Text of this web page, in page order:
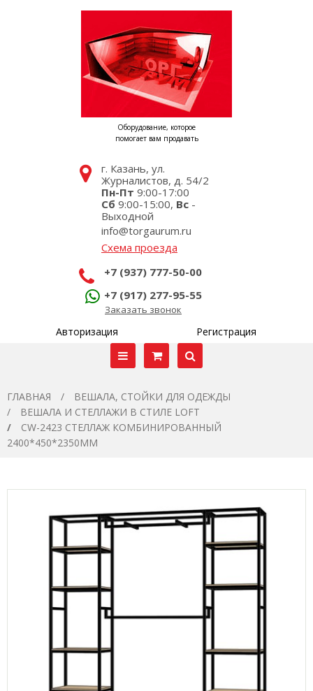
Оборудование, которое
помогает вам продавать
г. Казань, ул.
Журналистов, д. 54/2
Пн-Пт 9:00-17:00
Сб 9:00-15:00, Вс -
Выходной
info@torgaurum.ru
Схема проезда
+7 (937) 777-50-00
+7 (917) 277-95-55
Заказать звонок
Авторизация Регистрация
ГЛАВНАЯ
ВЕШАЛА, СТОЙКИ ДЛЯ ОДЕЖДЫ
ВЕШАЛА И СТЕЛЛАЖИ В СТИЛЕ LOFT
CW-2423 СТЕЛЛАЖ КОМБИНИРОВАННЫЙ
2400*450*2350ММ